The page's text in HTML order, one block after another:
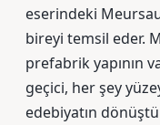
eserindeki
bireyi temsil eder.
prefabrik yapının
geçici, her şey
edebiyatın